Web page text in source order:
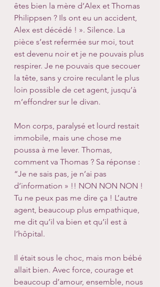
êtes bien la mère d’Alex et Thomas
Philippsen ? Ils ont eu un accident,
Alex est décédé ! ». Silence. La
pièce s’est refermée sur moi, tout
est devenu noir et je ne pouvais plus
respirer. Je ne pouvais que secouer
la tête, sans y croire reculant le plus
loin possible de cet agent, jusqu’à
m’effondrer sur le divan.
Mon corps, paralysé et lourd restait
immobile, mais une chose me
poussa à me lever. Thomas,
comment va Thomas ? Sa réponse :
“Je ne sais pas, je n’ai pas
d’information » !! NON NON NON !
Tu ne peux pas me dire ça ! L’autre
agent, beaucoup plus empathique,
me dit qu’il va bien et qu’il est à
l’hôpital.
Il était sous le choc, mais mon bébé
allait bien. Avec force, courage et
beaucoup d’amour, ensemble, nous